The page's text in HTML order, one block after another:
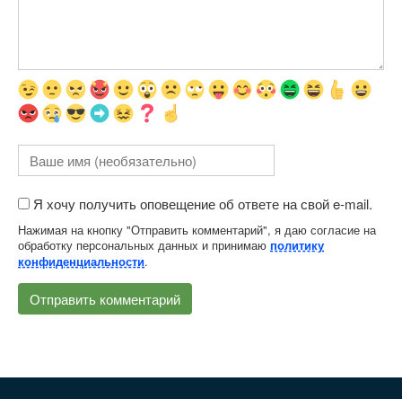
Я хочу получить оповещение об ответе на свой e-mail.
Нажимая на кнопку "Отправить комментарий", я даю согласие на
обработку персональных данных и принимаю политику
конфиденциальности.